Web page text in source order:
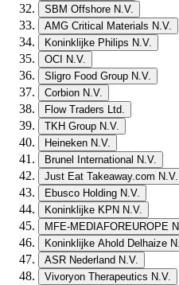
SBM Offshore N.V.
AMG Critical Materials N.V.
Koninklijke Philips N.V.
OCI N.V.
Sligro Food Group N.V.
Corbion N.V.
Flow Traders Ltd.
TKH Group N.V.
Heineken N.V.
Brunel International N.V.
Just Eat Takeaway.com N.V.
Ebusco Holding N.V.
Koninklijke KPN N.V.
MFE-MEDIAFOREUROPE
Koninklijke Ahold Delhaize
ASR Nederland N.V.
Vivoryon Therapeutics N.V.